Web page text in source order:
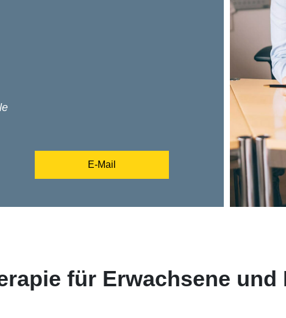
E-Mail
für Erwachsene und